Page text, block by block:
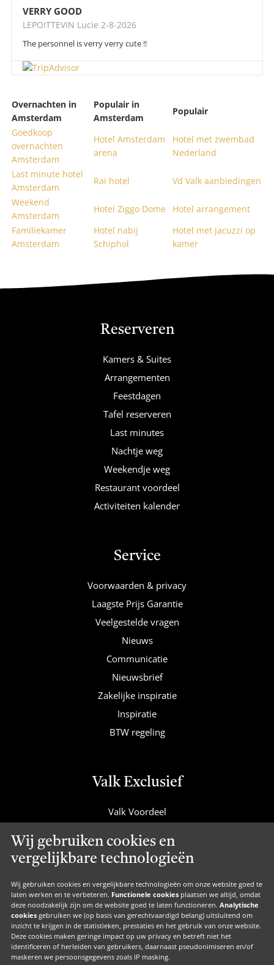
Wij gebruiken cookies en
vergelijkbare technologieën
Wij gebruiken cookies en vergelijkbare technologieën om onze website goed te
laten werken en te verbeteren. Functionele cookies plaatsen we altijd, omdat
deze noodzakelijk zijn om de website goed te laten functioneren. Analytische
cookies gebruiken we (op basis van gerechtvaardigd belang) uitsluitend om
inzicht te krijgen in de statistieken, prestaties en het gebruik van onze website.
Deze cookies maken geringe impact op uw privacy en betreft niet het
identificeren of herleiden van gebruikers, daarnaast pseudonimiseren en/of
maskeren we persoonsgegevens zoals IP masking.
VERRY GOOD
Hotel
Amsterdam
Zuidas
LEPOITTEVIN Lucie 2-8-2026
The personnel is verry verry cute !!
Overnachten in
Amsterdam
Populair in
Amsterdam
Populair
Goedkoop
overnachten
Amsterdam
Hotel Amsterdam
arena
Hotel met zwembad
Nederland
Last minute hotel
Amsterdam
Rai hotel
Vd Valk aanbiedingen
Weekend
Amsterdam
Hotel Ziggo Dome
Hotel arrangement
Familiekamer
Amsterdam
Hotel nabij
Schiphol
Hotel met jacuzzi op
kamer
Reserveren
Kamers & Suites
Arrangementen
Feestdagen
Tafel reserveren
Last minutes
Nachtje weg
Weekendje weg
Restaurant voordeel
Activiteiten kalender
Service
Voorwaarden & privacy
Laagste Prijs Garantie
Veelgestelde vragen
Nieuws
Communicatie
Nieuwsbrief
Zakelijke inspiratie
Inspiratie
BTW regeling
Valk Exclusief
Valk Voordeel
Valk Suites
Valk Jobs
Valk Exclusief Membership
Valk Voor Thuis
Valk Exclusief Zakelijk
MVO
Contact